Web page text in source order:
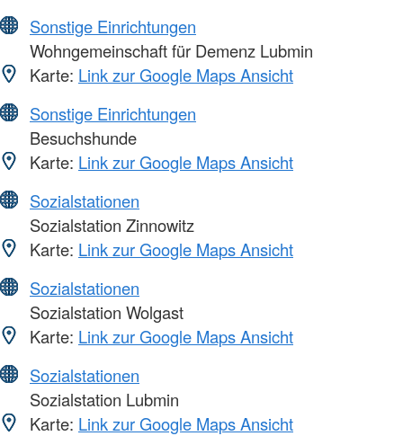
Sonstige Einrichtungen
Wohngemeinschaft für Demenz Lubmin
Karte: Link zur Google Maps Ansicht
Sonstige Einrichtungen
Besuchshunde
Karte: Link zur Google Maps Ansicht
Sozialstationen
Sozialstation Zinnowitz
Karte: Link zur Google Maps Ansicht
Sozialstationen
Sozialstation Wolgast
Karte: Link zur Google Maps Ansicht
Sozialstationen
Sozialstation Lubmin
Karte: Link zur Google Maps Ansicht